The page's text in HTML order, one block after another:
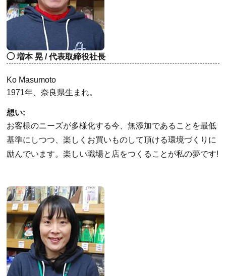
増本 晃 / 代表取締役社長
Ko Masumoto
1971年、奈良県生まれ。
想い:
お客様のニーズが多様化する今、無添加であることを最低
基準にしつつ、楽しくお買いものして頂ける環境づくりに
励んでいます。楽しい職場と店をつくることが私の夢です!